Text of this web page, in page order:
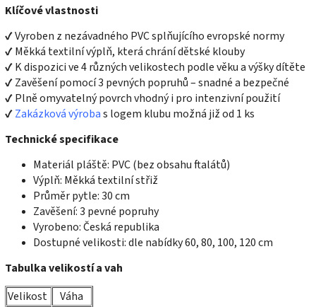
Klíčové vlastnosti
✔ Vyroben z nezávadného PVC splňujícího evropské normy
✔ Měkká textilní výplň, která chrání dětské klouby
✔ K dispozici ve 4 různých velikostech podle věku a výšky dítěte
✔ Zavěšení pomocí 3 pevných popruhů – snadné a bezpečné
✔ Plně omyvatelný povrch vhodný i pro intenzivní použití
✔Zakázková výrobas logem klubu možná již od 1 ks
Technické specifikace
Materiál pláště: PVC (bez obsahu ftalátů)
Výplň: Měkká textilní střiž
Průměr pytle: 30 cm
Zavěšení: 3 pevné popruhy
Vyrobeno: Česká republika
Dostupné velikosti: dle nabídky 60, 80, 100, 120 cm
Tabulka velikostí a vah
Velikost
Váha